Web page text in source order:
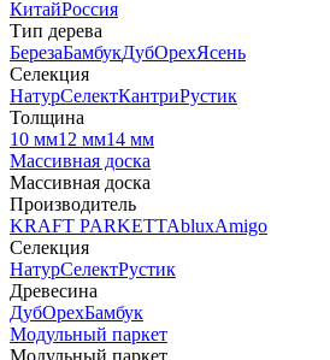
КитайРоссия
Тип дерева
БерезаБамбукДубОрехЯсень
Селекция
НатурСелектКантриРустик
Толщина
10 мм12 мм14 мм
Массивная доска
Массивная доска
Производитель
KRAFT PARKETTAbluxAmigo
Селекция
НатурСелектРустик
Древесина
ДубОрехБамбук
Модульный паркет
Модульный паркет